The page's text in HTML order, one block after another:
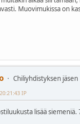
Muovimukissa on
Chiliyhdistyksen jäsen
IP
lisää